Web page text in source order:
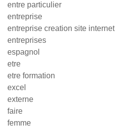
entre particulier
entreprise
entreprise creation site internet
entreprises
espagnol
etre
etre formation
excel
externe
faire
femme